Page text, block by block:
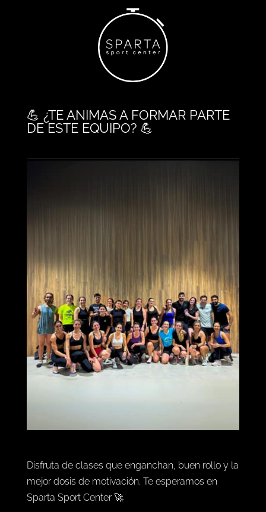
💪 ¿TE ANIMAS A FORMAR PARTE
DE ESTE EQUIPO? 💪
Disfruta de clases que enganchan, buen rollo y la
mejor dosis de motivación. Te esperamos en
Sparta Sport Center 🚀